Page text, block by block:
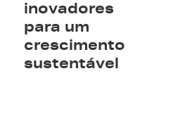
inovadores
para um
crescimento
sustentável